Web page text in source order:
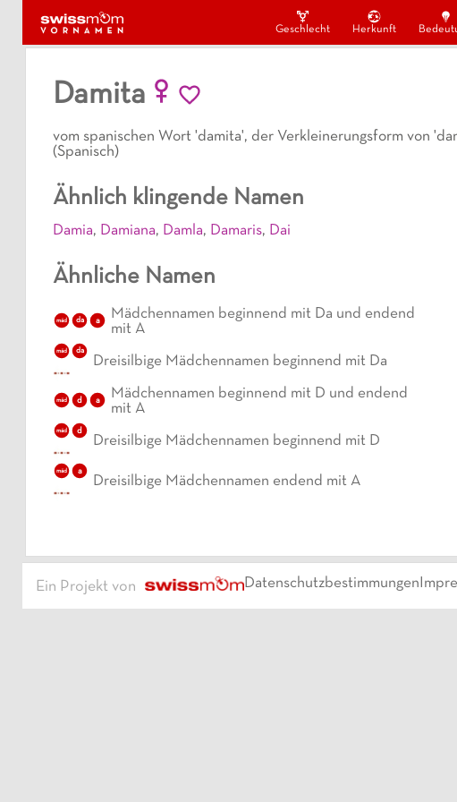
Geschlecht Herkunft
Damita
vom spanischen Wort 'damita', der Verkleinerungsform von
(Spanisch)
Ähnlich klingende Namen
Damia, Damiana, Damla, Damaris, Dai
Ähnliche Namen
mäd da a
Mädchennamen beginnend mit Da und endend
mit A
mäd da
Dreisilbige Mädchennamen beginnend mit Da
mäd d a
Mädchennamen beginnend mit D und endend
mit A
mäd d
Dreisilbige Mädchennamen beginnend mit D
mäd a
Dreisilbige Mädchennamen endend mit A
Ein Projekt von Datenschutzbestimmungen